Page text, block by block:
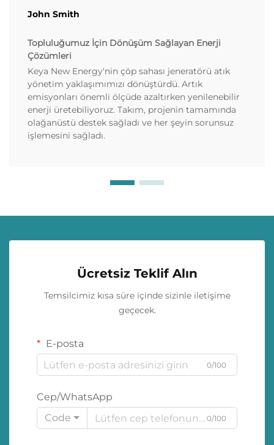
John Smith
Topluluğumuz İçin Dönüşüm Sağlayan Enerji
Çözümleri
Keya New Energy'nin çöp sahası jeneratörü atık
yönetim yaklaşımımızı dönüştürdü. Artık
emisyonları önemli ölçüde azaltırken yenilenebilir
enerji üretebiliyoruz. Takım, projenin tamamında
olağanüstü destek sağladı ve her şeyin sorunsuz
işlemesini sağladı.
Ücretsiz Teklif Alın
Temsilcimiz kısa süre içinde sizinle iletişime
geçecek.
E-posta
0/100
Cep/WhatsApp
Code
0/100